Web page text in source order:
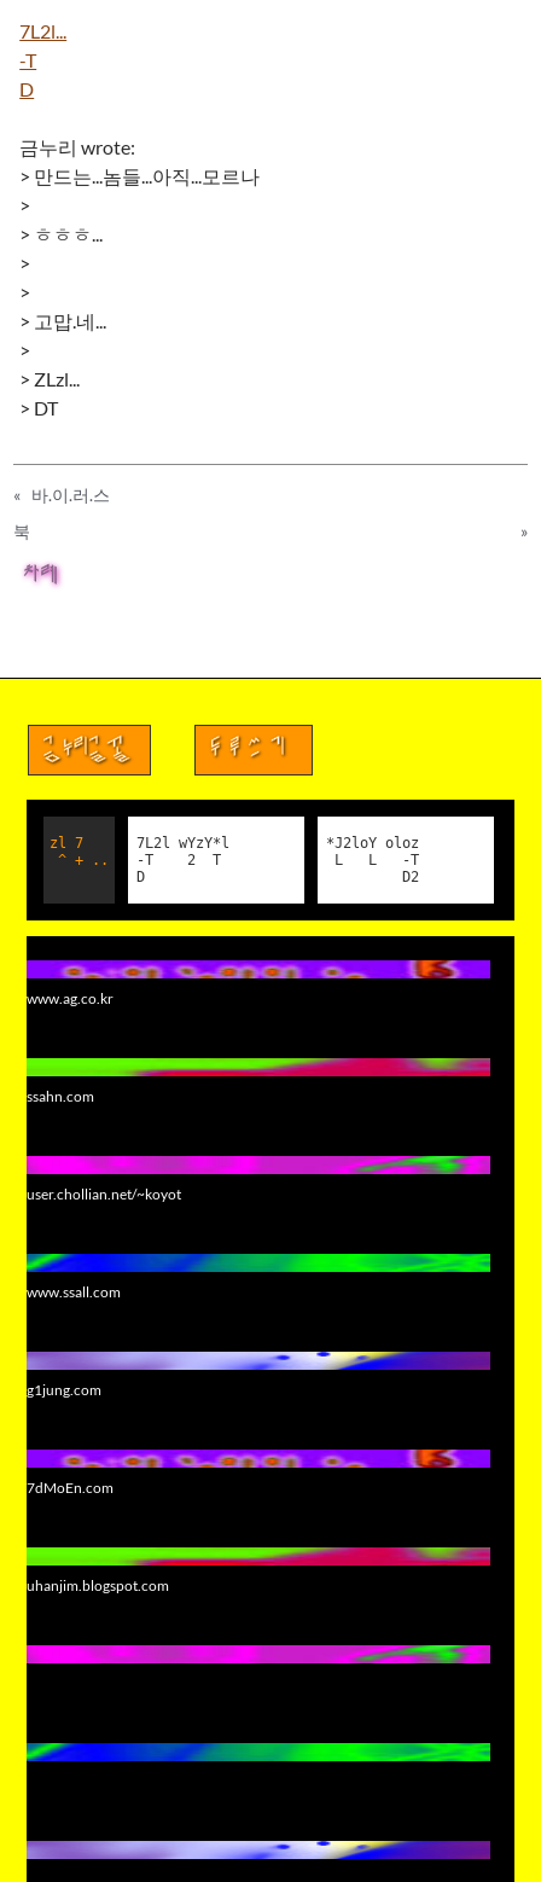
7L2l...
-T
D
금누리 wrote:
> 만드는...놈들...아직...모르나
>
> ㅎㅎㅎ...
>
>
> 고맙.네...
>
> ZLzl...
> DT
« 바.이.러.스
북
»
차례
금누리글꼴 두루쓰기
zl 7
^ + ..
7L2l wYzY*l
-T 2 T
D
*J2loY oloz
L L -T
D2
www.ag.co.kr
ssahn.com
user.chollian.net/~koyot
www.ssall.com
g1jung.com
7dMoEn.com
uhanjim.blogspot.com